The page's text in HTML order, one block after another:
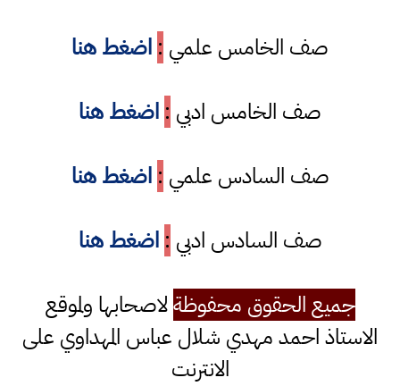
صف الخامس علمي : اضغط هنا
صف الخامس ادبي : اضغط هنا
صف السادس علمي : اضغط هنا
صف السادس ادبي : اضغط هنا
جميع الحقوق محفوظةلاصحابها ولموقع
الاستاذ احمد مهدي شلال عباس المهداوي على
الانترنت